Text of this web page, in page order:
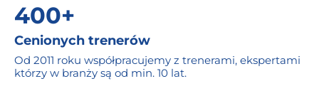
400+
Cenionych trenerów
Od 2011 roku współpracujemy z trenerami, ekspertami
którzy w branży są od min. 10 lat.